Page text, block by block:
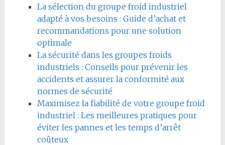
La sélection du groupe froid industriel
adapté à vos besoins : Guide d’achat et
recommandations pour une solution
optimale
La sécurité dans les groupes froids
industriels : Conseils pour prévenir les
accidents et assurer la conformité aux
normes de sécurité
Maximisez la fiabilité de votre groupe froid
industriel : Les meilleures pratiques pour
éviter les pannes et les temps d’arrêt
coûteux